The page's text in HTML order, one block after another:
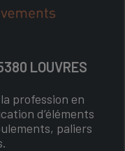
LOUVRES
profession en
d’éléments
paliers